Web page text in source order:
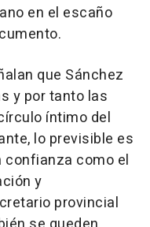
en el escaño
que Sánchez
y por tanto las
íntimo del
lo previsible es
confianza como el
y
provincial